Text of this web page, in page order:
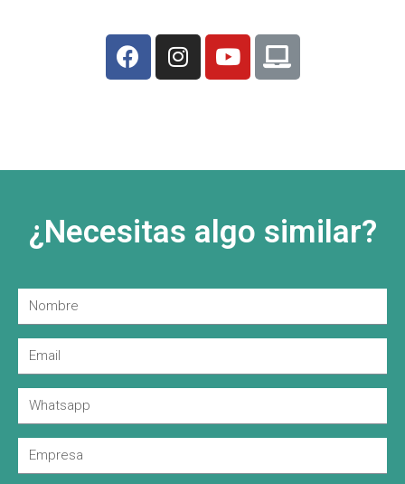
¿Necesitas algo similar?